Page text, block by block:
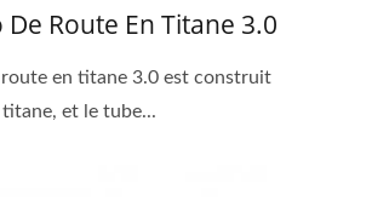
De Route En Titane 3.0
route en titane 3.0 est construit
et le tube...